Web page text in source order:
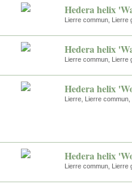
Hedera helix
Lierre commun, Lierre
Hedera helix
Lierre commun, Lierre
Hedera helix
Lierre, Lierre
Hedera helix
Lierre commun, Lierre